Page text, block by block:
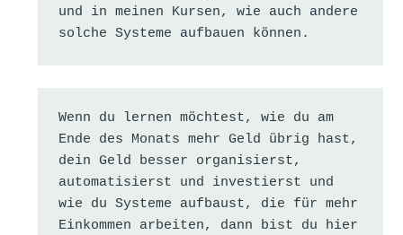
und in meinen Kursen, wie auch andere
solche Systeme aufbauen können.
Wenn du lernen möchtest, wie du am
Ende des Monats mehr Geld übrig hast,
dein Geld besser organisierst,
automatisierst und investierst und
wie du Systeme aufbaust, die für mehr
Einkommen arbeiten, dann bist du hier